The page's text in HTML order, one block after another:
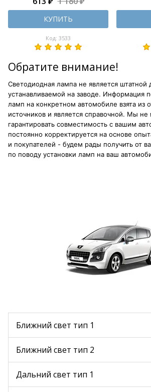
КУПИТЬ
Код: 3533
Обратите внимание!
Светодиодная лампа не является штатной
устанавливаемой на заводе. Информация
ламп на конкретном автомобиле взята из
источников и является справочной. Мы
гарантировать совместимость с вашим
постоянно корректируется на основе
и покупателей - будем рады получить от
по поводу установки ламп на ваш
Ближний свет тип 1
Ближний свет тип 2
Дальний свет тип 1